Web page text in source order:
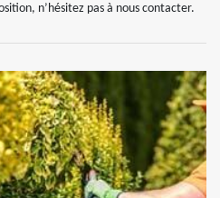
n’hésitez pas à nous contacter.